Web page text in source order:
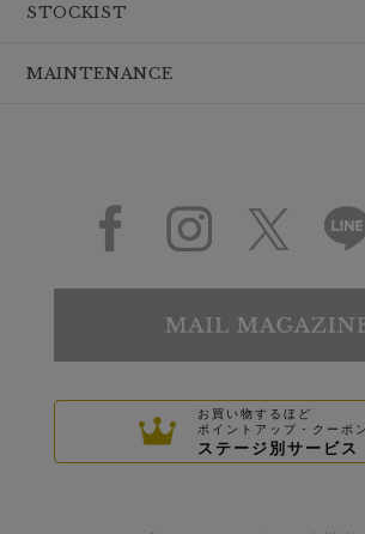
STOCKIST
MAINTENANCE
お買い物するほど
ポイントアップ・クーポ
ステージ別サービス